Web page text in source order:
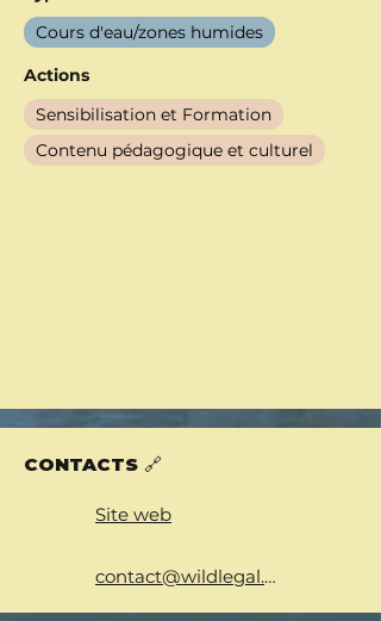
Cours d'eau/zones humides
Actions
Sensibilisation et Formation
Contenu pédagogique et culturel
CONTACTS 🔗
Site web
contact@wildlegal.eu